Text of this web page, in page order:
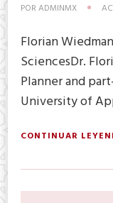
POR ADMINMX
Florian
SciencesDr.
Planner and
University of
CONTINUAR